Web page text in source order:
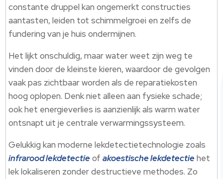
constante druppel kan ongemerkt constructies
aantasten, leiden tot schimmelgroei en zelfs de
fundering van je huis ondermijnen.
Het lijkt onschuldig, maar water weet zijn weg te
vinden door de kleinste kieren, waardoor de gevolgen
vaak pas zichtbaar worden als de reparatiekosten
hoog oplopen. Denk niet alleen aan fysieke schade;
ook het energieverlies is aanzienlijk als warm water
ontsnapt uit je centrale verwarmingssysteem.
Gelukkig kan moderne lekdetectietechnologie zoals
infrarood lekdetectie ofakoestische lekdetectie het
lek lokaliseren zonder destructieve methodes. Zo